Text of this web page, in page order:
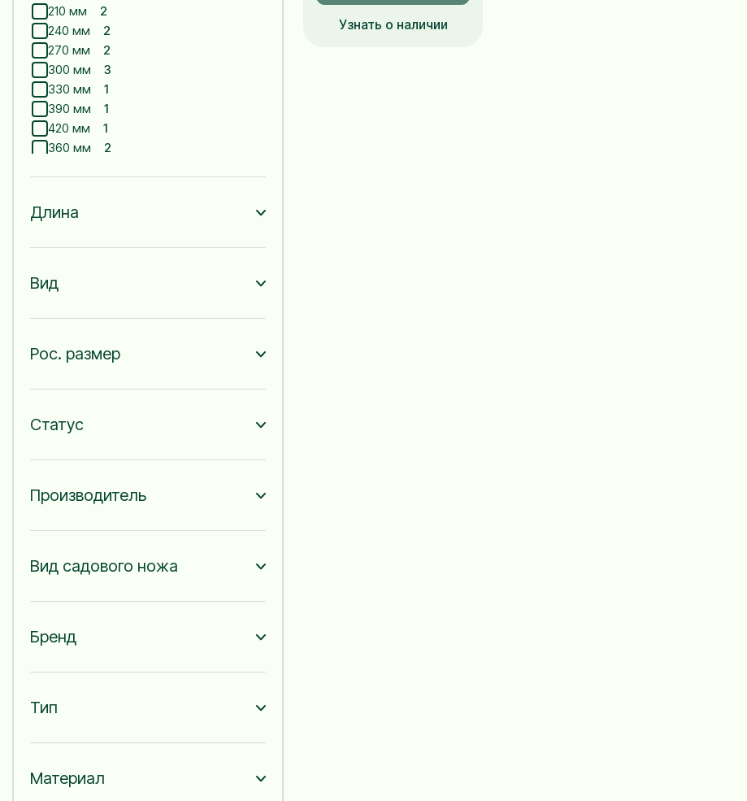
210 мм
2
240 мм
2
270 мм
2
300 мм
3
330 мм
1
390 мм
1
420 мм
1
360 мм
2
650 мм
10зуб/30мм
7
14зуб/30мм
105 см
1
26зуб/30мм
1000 мм
Длина
Вид
Рос. размер
Статус
Производитель
Вид садового ножа
Бренд
Тип
Материал
Узнать о наличии